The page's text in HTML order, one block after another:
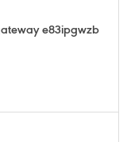
e83ipgwzb